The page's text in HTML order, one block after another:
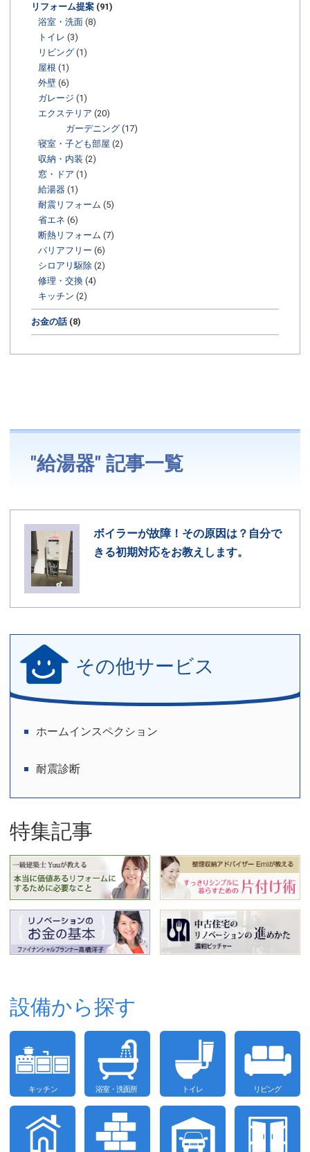
リフォーム提案(91)
浴室・洗面(8)
トイレ (3)
リビング(1)
屋根 (1)
外壁(6)
ガレージ (1)
エクステリア (20)
ガーデニング(17)
寝室・子ども部屋 (2)
収納・内装 (2)
窓・ドア (1)
給湯器 (1)
耐震リフォーム (5)
省エネ (6)
断熱リフォーム (7)
バリアフリー (6)
シロアリ駆除(2)
修理・交換(4)
キッチン (2)
お金の話(8)
"給湯器" 記事一覧
ボイラーが故障！その原因は？自分で
きる初期対応をお教えします。
その他サービス
ホームインスペクション
耐震診断
特集記事
設備から探す